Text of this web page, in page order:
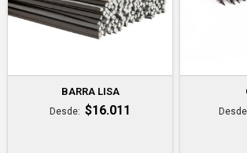
BARRA LISA
Desde $16.011 Desde